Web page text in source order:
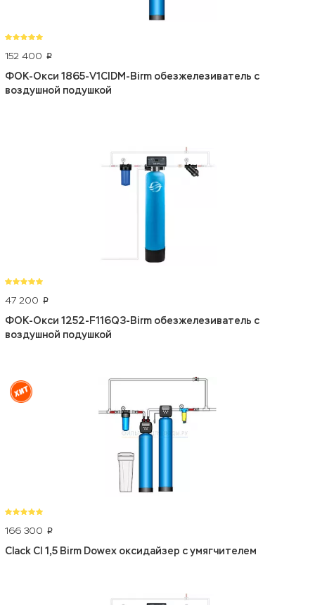
152 400 p
ФОК-Окси 1865-V1CIDM-Birm обезжелезиватель с
воздушной подушкой
47 200 p
ФОК-Окси 1252-F116Q3-Birm обезжелезиватель с
воздушной подушкой
166 300 p
Clack CI 1,5 Birm Dowex оксидайзер с умягчителем